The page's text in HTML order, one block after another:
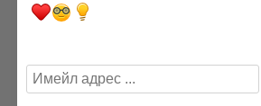
"БЕЖОВИ ЦВЕТЯ"
€38.35 75.01лв.